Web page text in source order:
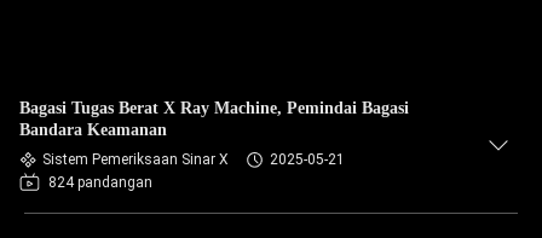
Bagasi Tugas Berat X Ray Machine, Pemindai Bagasi
Bandara Keamanan
Sistem Pemeriksaan Sinar X
2025-05-21
824 pandangan